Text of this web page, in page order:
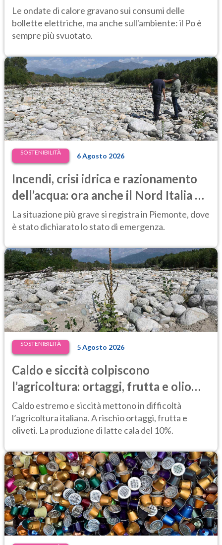
difficoltà e prezzi dell’energia ai
massimi
Le ondate di calore gravano sui consumi delle
bollette elettriche, ma anche sull'ambiente: il Po è
sempre più svuotato.
SOSTENIBILITÀ 6 Agosto 2026
Incendi, crisi idrica e razionamento
dell’acqua: ora anche il Nord Italia è
in difficoltà
La situazione più grave si registra in Piemonte, dove
è stato dichiarato lo stato di emergenza.
SOSTENIBILITÀ 5 Agosto 2026
Caldo e siccità colpiscono
l’agricoltura: ortaggi, frutta e olio
d’oliva a rischio, latte in calo del 10%
Caldo estremo e siccità mettono in difficoltà
l’agricoltura italiana. A rischio ortaggi, frutta e
oliveti. La produzione di latte cala del 10%.